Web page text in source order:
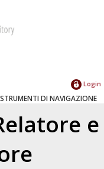
Login
STRUMENTI DI NAVIGAZIONE
e